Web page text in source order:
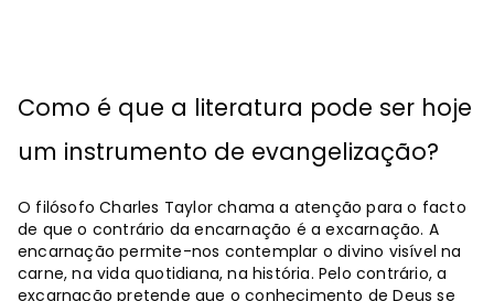
Como é que a literatura pode ser hoje
um instrumento de evangelização?
O filósofo Charles Taylor chama a atenção para o facto
de que o contrário da encarnação é a excarnação. A
encarnação permite-nos contemplar o divino visível na
carne, na vida quotidiana, na história. Pelo contrário, a
excarnação pretende que o conhecimento de Deus se